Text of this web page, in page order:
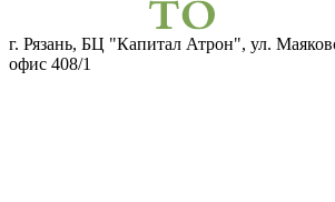
г. Рязань, БЦ "Капитал Атрон", ул.
офис 408/1